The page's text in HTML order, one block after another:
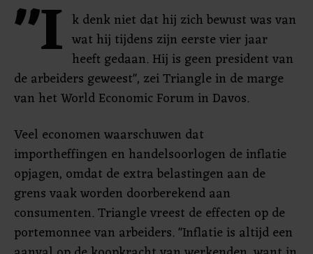
"I k denk niet dat hij zich bewust was van
wat hij tijdens zijn eerste vier jaar
heeft gedaan. Hij is geen president van
de arbeiders geweest", zei Triangle in de marge
van het World Economic Forum in Davos.
Veel economen waarschuwen dat
importheffingen en handelsoorlogen de inflatie
opjagen, omdat de extra belastingen aan de
grens vaak worden doorberekend aan
consumenten. Triangle vreest de effecten op de
portemonnee van arbeiders. "Inflatie is altijd een